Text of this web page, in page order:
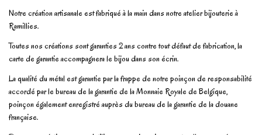
Notre création artisanale est fabriqué à la main dans notre atelier bijouterie à
Ramillies.
Toutes nos créations sont garanties 2 ans contre tout défaut de fabrication, la
carte de garantie accompagnera le bijou dans son écrin.
La qualité du métal est garantie par la frappe de notre poinçon de responsabilité
accordé par le bureau de la garantie de la Monnaie Royale de Belgique,
poinçon également enregistré auprès du bureau de la garantie de la douane
française.